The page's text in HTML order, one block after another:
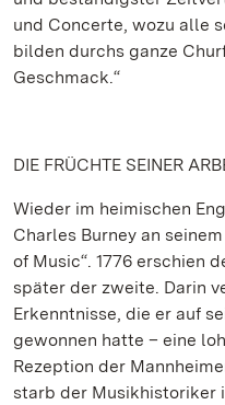
und Concerte, wozu alle
bilden durchs ganze
Geschmack.“
DIE FRÜCHTE SEINER
Wieder im heimischen
Charles Burney an
of Music“. 1776 erschien
später der zweite. Darin
Erkenntnisse, die er auf
gewonnen hatte – eine
Rezeption der
starb der Musikhistoriker